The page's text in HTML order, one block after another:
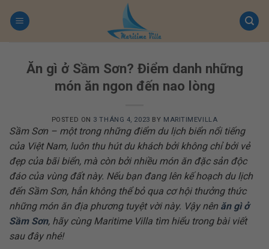
Ăn gì ở Sầm Sơn? Điểm danh những
món ăn ngon đến nao lòng
POSTED ON 3 THÁNG 4, 2023 BY MARITIMEVILLA
Sầm Sơn – một trong những điểm du lịch biển nổi tiếng
của Việt Nam, luôn thu hút du khách bởi không chỉ bởi vẻ
đẹp của bãi biển, mà còn bởi nhiều món ăn đặc sản độc
đáo của vùng đất này. Nếu bạn đang lên kế hoạch du lịch
đến Sầm Sơn, hẳn không thể bỏ qua cơ hội thưởng thức
những món ăn địa phương tuyệt vời này. Vậy nên ăn gì ở
Sầm Sơn, hãy cùng Maritime Villa tìm hiểu trong bài viết
sau đây nhé!